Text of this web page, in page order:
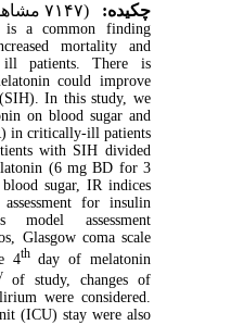
چکیده:
is a common finding
mortality and
ill patients. There is
could improve
(SIH). In this study, we
on blood sugar and
in critically-ill patients.
with SIH divided
(6 mg BD for 3
blood sugar, IR indices
assessment for insulin
model assessment
Glasgow coma scale
4
thday of melatonin
of study, changes of
were considered.
(ICU) stay were also